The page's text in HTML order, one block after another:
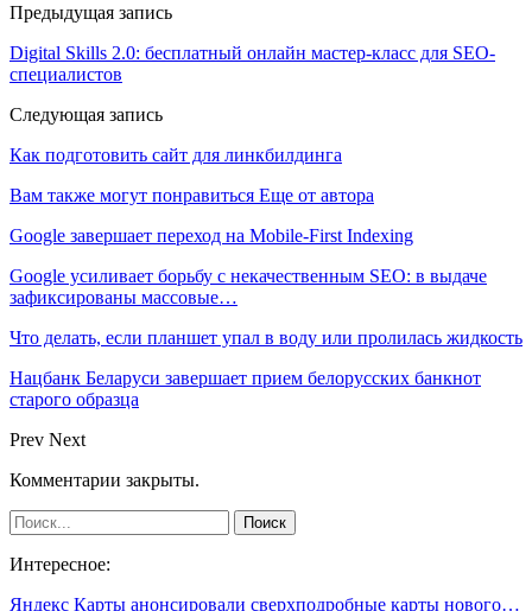
Предыдущая запись
Digital Skills 2.0: бесплатный онлайн мастер-класс для SEO-
специалистов
Следующая запись
Как подготовить сайт для линкбилдинга
Вам также могут понравиться Еще от автора
Google завершает переход на Mobile-First Indexing
Google усиливает борьбу с некачественным SEO: в выдаче
зафиксированы массовые…
Что делать, если планшет упал в воду или пролилась жидкость
Нацбанк Беларуси завершает прием белорусских банкнот
старого образца
Prev Next
Комментарии закрыты.
Интересное:
Яндекс Карты анонсировали сверхподробные карты нового…